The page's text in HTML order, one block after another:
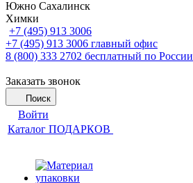
Южно Сахалинск
Химки
+7 (495) 913 3006
+7 (495) 913 3006 главный офис
8 (800) 333 2702 бесплатный по России
Заказать звонок
Поиск
Войти
Каталог ПОДАРКОВ